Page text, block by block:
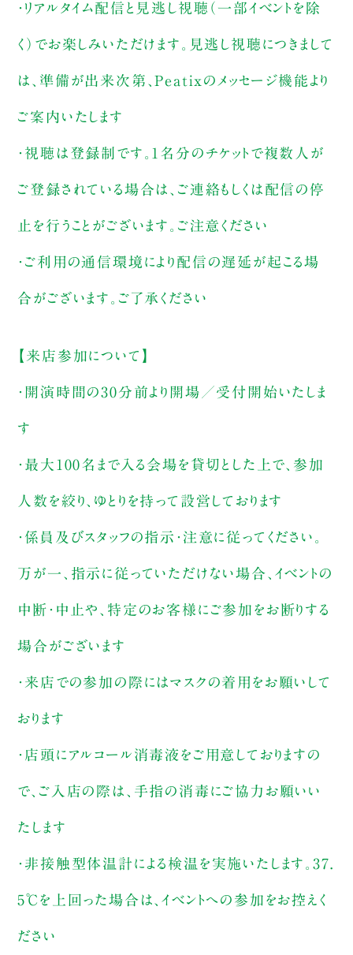
・リアルタイム配信と見逃し視聴（一部イベントを除
く）でお楽しみいただけます。見逃し視聴につきまして
は、準備が出来次第、Peatixのメッセージ機能より
ご案内いたします
・視聴は登録制です。1名分のチケットで複数人が
ご登録されている場合は、ご連絡もしくは配信の停
止を行うことがございます。ご注意ください
・ご利用の通信環境により配信の遅延が起こる場
合がございます。ご了承ください
【来店参加について】
・開演時間の30分前より開場／受付開始いたしま
す
・最大100名まで入る会場を貸切とした上で、参加
人数を絞り、ゆとりを持って設営しております
・係員及びスタッフの指示・注意に従ってください。
万が一、指示に従っていただけない場合、イベントの
中断・中止や、特定のお客様にご参加をお断りする
場合がございます
・来店での参加の際にはマスクの着用をお願いして
おります
・店頭にアルコール消毒液をご用意しておりますの
で、ご入店の際は、手指の消毒にご協力お願いい
たします
・非接触型体温計による検温を実施いたします。37.
5℃を上回った場合は、イベントへの参加をお控えく
ださい